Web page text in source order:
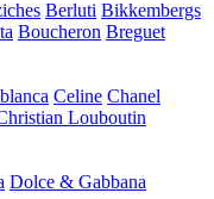
Berluti Bikkembergs
Boucheron Breguet
Celine Chanel
Louboutin
Dolce & Gabbana